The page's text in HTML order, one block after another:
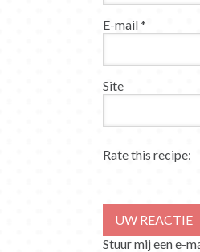
E-mail*
Site
Rate this recipe:
Stuur mij een e-